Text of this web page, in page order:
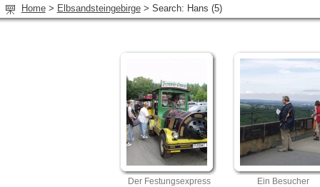
Home > Elbsandsteingebirge > Search: Hans (5)
Der Festungsexpress Ein Besucher